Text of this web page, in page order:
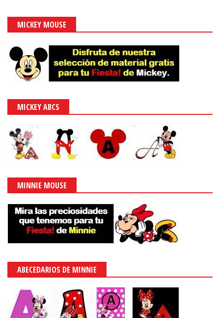
MICKEY MOUSE
MICKEY ABCS
MINNIE MOUSE
ABECEDARIOS DE MINNIE